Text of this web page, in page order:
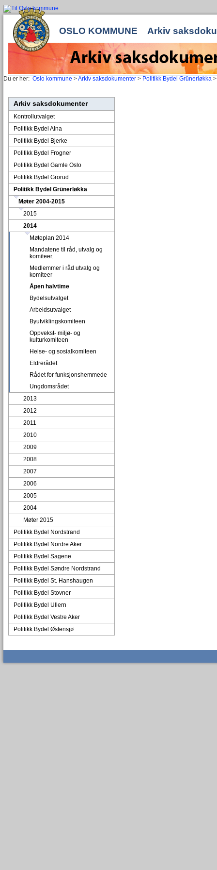
OSLO KOMMUNE Arkiv
Du er her: Oslo kommune >Arkiv saksdokumenter > Politikk Bydel Grünerløkka
Arkiv saksdokumenter
Kontrollutvalget
Politikk Bydel Alna
Politikk Bydel Bjerke
Politikk Bydel Frogner
Politikk Bydel Gamle Oslo
Politikk Bydel Grorud
Politikk Bydel Grünerløkka
Møter 2004-2015
2015
2014
Møteplan 2014
Mandatene til råd, utvalg og
komiteer.
Medlemmer i råd utvalg og
komiteer
Åpen halvtime
Bydelsutvalget
Arbeidsutvalget
Byutviklingskomiteen
Oppvekst- miljø- og
kulturkomiteen
Helse- og sosialkomiteen
Eldrerådet
Rådet for funksjonshemmede
Ungdomsrådet
2013
2012
2011
2010
2009
2008
2007
2006
2005
2004
Møter 2015
Politikk Bydel Nordstrand
Politikk Bydel Nordre Aker
Politikk Bydel Sagene
Politikk Bydel Søndre Nordstrand
Politikk Bydel St. Hanshaugen
Politikk Bydel Stovner
Politikk Bydel Ullern
Politikk Bydel Vestre Aker
Politikk Bydel Østensjø